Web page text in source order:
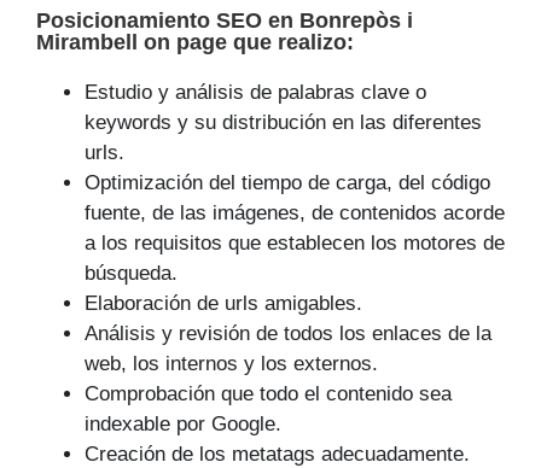
Posicionamiento SEO en Bonrepòs i
Mirambell on page que realizo:
Estudio y análisis de palabras clave o
keywords y su distribución en las diferentes
urls.
Optimización del tiempo de carga, del código
fuente, de las imágenes, de contenidos acorde
a los requisitos que establecen los motores de
búsqueda.
Elaboración de urls amigables.
Análisis y revisión de todos los enlaces de la
web, los internos y los externos.
Comprobación que todo el contenido sea
indexable por Google.
Creación de los metatags adecuadamente.